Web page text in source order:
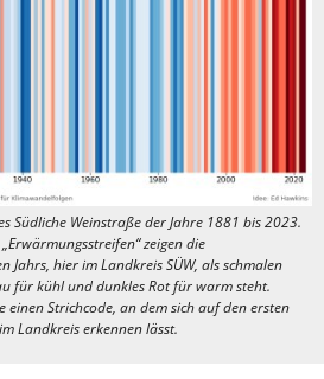
Südliche Weinstraße der Jahre 1881 bis 2023.
zeigen die
Jahrs, hier im Landkreis SÜW, als schmalen
für kühl und dunkles Rot für warm steht.
einen Strichcode, an dem sich auf den ersten
Landkreis erkennen lässt.